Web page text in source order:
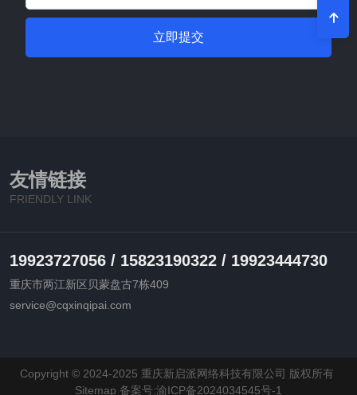
立即提交
友情链接
FRIENDLY LINK
19923727056 / 15823190322 / 19923444730
重庆市两江新区贝蒙盘古7栋409
service@cqxinqipai.com
Copyright © 2024-2025 重庆新启派网络科技有限公司 版权所有
Sitemap 备案号:渝ICP备2024034545号-1